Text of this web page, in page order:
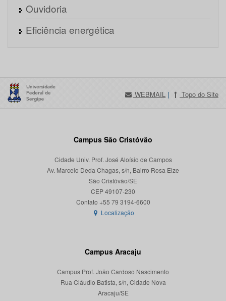
Ouvidoria
Eficiência energética
WEBMAIL | Topo do Site
Campus São Cristóvão
Cidade Univ. Prof. José Aloísio de Campos
Av. Marcelo Deda Chagas, s/n, Bairro Rosa Elze
São Cristóvão/SE
CEP 49107-230
Localização
Campus Aracaju
Campus Prof. João Cardoso Nascimento
Rua Cláudio Batista, s/n, Cidade Nova
Aracaju/SE